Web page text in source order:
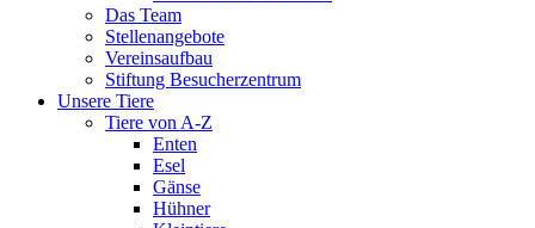
Das Team
Stellenangebote
Vereinsaufbau
Stiftung Besucherzentrum
Unsere Tiere
Tiere von A-Z
Enten
Esel
Gänse
Hühner